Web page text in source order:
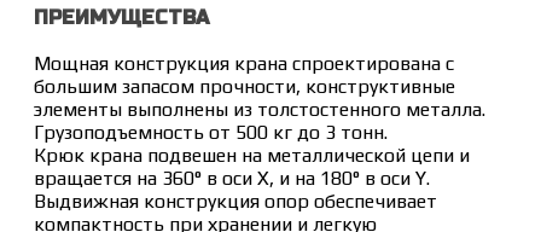
ПРЕИМУЩЕСТВА
Мощная конструкция крана спроектирована с
большим запасом прочности, конструктивные
элементы выполнены из толстостенного металла.
Грузоподъемность от 500 кг до 3 тонн.
Крюк крана подвешен на металлической цепи и
вращается на 360° в оси Х, и на 180° в оси Y.
Выдвижная конструкция опор обеспечивает
компактность при хранении и легкую